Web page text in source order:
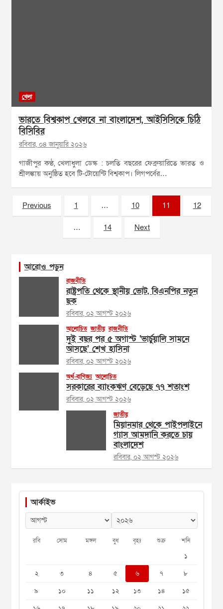
খেলা
ভারতে বিশ্বকাপ খেলবে না বাংলাদেশ, আইসিসিকে চিঠি
বিসিবির
রবিবার, ০৪ জানুয়ারি ২০২৬
গাজীপুর কণ্ঠ, খেলাধুলা ডেস্ক : চলতি বছরের ফেব্রুয়ারিতে ভারত ও
শ্রীলঙ্কায় অনুষ্ঠিত হবে টি-টোয়েন্টি বিশ্বকাপ। লিগপর্বের…
Posts
pagination
Previous 1 … 10 11 12
… 14 Next
আরোও পড়ুন
রাজনীতি
রাষ্ট্রপতি থেকে স্থানীয় ভোট, বিএনপির নতুন
ছক
রবিবার, ০২ আগস্ট ২০২৬
আলোচিত জাতীয় রাজনীতি
দুই বছর পর ৫ অগাস্ট ‘ভার্চুয়ালি সামনে
আসছে’ শেখ হাসিনা
রবিবার, ০২ আগস্ট ২০২৬
অর্থ-বাণিজ্য আলোচিত
সরকারের ব্যাংকঋণ বেড়েছে ৭৭ শতাংশ
রবিবার, ০২ আগস্ট ২০২৬
জাতীয়
মিয়ানমার থেকে পাইপলাইনে
গ্যাস আমদানি করতে চায়
বাংলাদেশ
রবিবার, ০২ আগস্ট ২০২৬
আর্কাইভ
রবি সোম মঙ্গল বুধ বৃহঃ শুক্র শনি
১
২
৩ ৪ ৫ ৬ ৭
৮
৯
১০ ১১ ১২ ১৩ ১৪
১৫